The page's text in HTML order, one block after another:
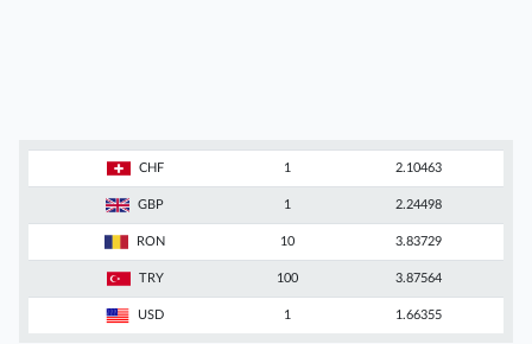
CHF 1 2.10463
GBP 1 2.24498
RON 10 3.83729
TRY 100 3.87564
USD 1 1.66355